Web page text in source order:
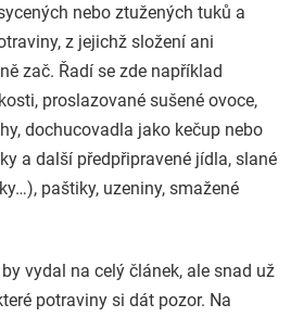
nebo ztužených tuků a
z jejichž složení ani
zač. Řadí se zde například
proslazované sušené ovoce,
dochucovadla jako kečup nebo
a další předpřipravené jídla, slané
paštiky, uzeniny, smažené
vydal na celý článek, ale snad už
potraviny si dát pozor. Na